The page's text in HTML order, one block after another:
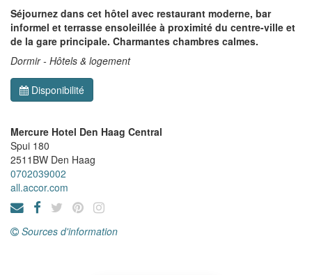
Séjournez dans cet hôtel avec restaurant moderne, bar
informel et terrasse ensoleillée à proximité du centre-ville et
de la gare principale. Charmantes chambres calmes.
Dormir - Hôtels & logement
Disponibilité
Mercure Hotel Den Haag Central
Spui 180
2511BW Den Haag
0702039002
all.accor.com
Sources d'information